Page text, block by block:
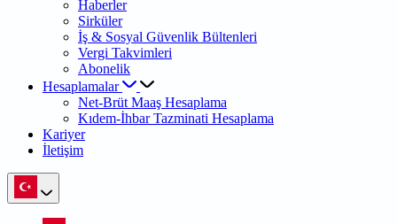
Haberler
Sirküler
İş & Sosyal Güvenlik Bültenleri
Vergi Takvimleri
Abonelik
Hesaplamalar
Net-Brüt Maaş Hesaplama
Kıdem-İhbar Tazminati Hesaplama
Kariyer
İletişim